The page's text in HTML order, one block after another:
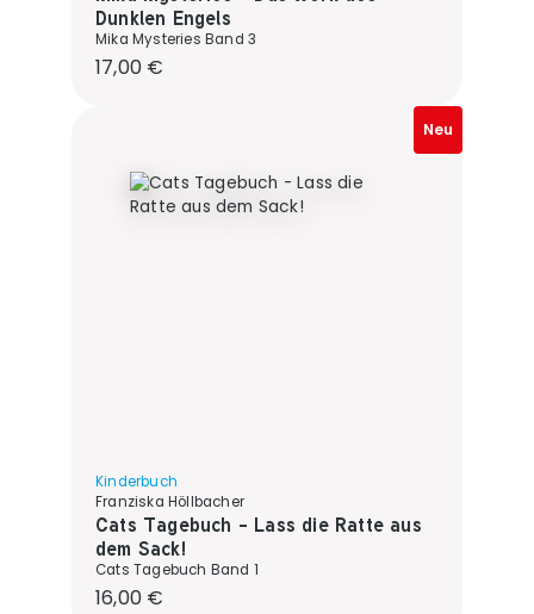
Dunklen Engels
Mika Mysteries Band 3
Regulärer Preis:
17,00 €
Neu
Kinderbuch
Franziska Höllbacher
Cats Tagebuch - Lass die Ratte aus
dem Sack!
Cats Tagebuch Band 1
Regulärer Preis:
16,00 €